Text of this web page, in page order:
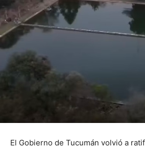
El Gobierno de Tucumán volvió a